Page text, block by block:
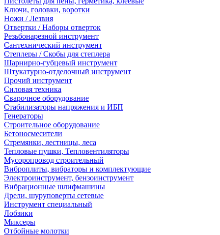
Ключи, головки, воротки
Ножи / Лезвия
Отвертки / Наборы отверток
Резьбонарезной инструмент
Сантехнический инструмент
Степлеры / Скобы для степлера
Шарнирно-губцевый инструмент
Штукатурно-отделочный инструмент
Прочий инструмент
Силовая техника
Сварочное оборудование
Стабилизаторы напряжения и ИБП
Генераторы
Строительное оборудование
Бетоносмесители
Стремянки, лестницы, леса
Тепловые пушки, Тепловентиляторы
Мусоропровод строительный
Виброплиты, вибраторы и комплектующие
Электроинструмент, бензоинструмент
Вибрационные шлифмашины
Дрели, шуруповерты сетевые
Инструмент специальный
Лобзики
Миксеры
Отбойные молотки